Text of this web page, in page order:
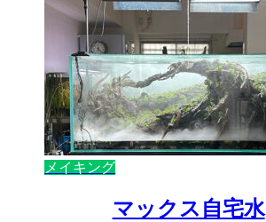
メイキング
マックス自宅水